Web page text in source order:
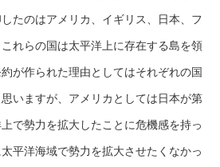
たのはアメリカ、イギリス、日本、フ
れらの国は太平洋上に存在する島を領
が作られた理由としてはそれぞれの国
いますが、アメリカとしては日本が第
で勢力を拡大したことに危機感を持っ
平洋海域で勢力を拡大させたくなかっ